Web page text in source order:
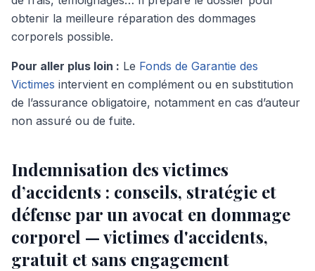
obtenir la meilleure réparation des dommages
corporels possible.
Pour aller plus loin : Le Fonds de Garantie des
Victimes intervient en complément ou en substitution
de l’assurance obligatoire, notamment en cas d’auteur
non assuré ou de fuite.
Indemnisation des victimes
d’accidents : conseils, stratégie et
défense par un avocat en dommage
corporel — victimes d'accidents,
gratuit et sans engagement